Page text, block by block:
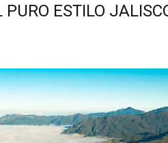
ESTILO